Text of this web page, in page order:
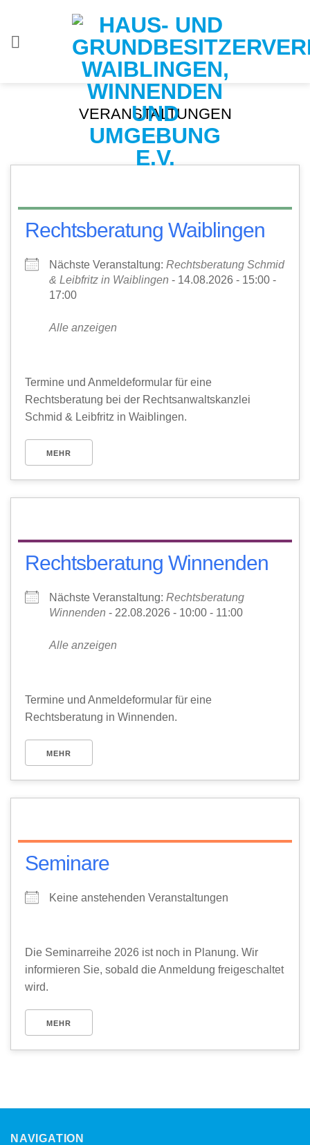
VERANSTALTUNGEN
Rechtsberatung Waiblingen
Nächste Veranstaltung: Rechtsberatung Schmid
& Leibfritz in Waiblingen - 14.08.2026 - 15:00 -
17:00
Alle anzeigen
Termine und Anmeldeformular für eine
Rechtsberatung bei der Rechtsanwaltskanzlei
Schmid & Leibfritz in Waiblingen.
MEHR
Rechtsberatung Winnenden
Nächste Veranstaltung: Rechtsberatung
Winnenden - 22.08.2026 - 10:00 - 11:00
Alle anzeigen
Termine und Anmeldeformular für eine
Rechtsberatung in Winnenden.
MEHR
Seminare
Keine anstehenden Veranstaltungen
Die Seminarreihe 2026 ist noch in Planung. Wir
informieren Sie, sobald die Anmeldung freigeschaltet
wird.
MEHR
NAVIGATION